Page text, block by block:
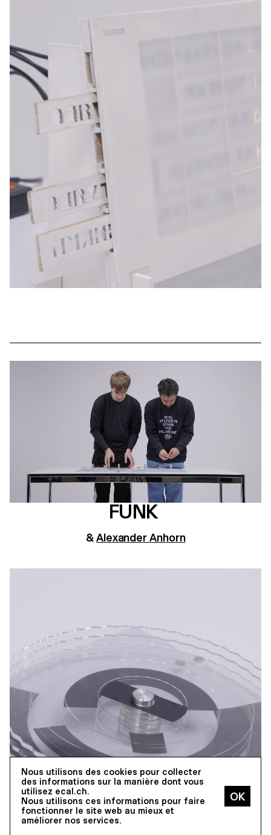
FUNK
&Alexander Anhorn
Nous utilisons des cookies pour collecter
des informations sur la manière dont vous
utilisez ecal.ch.
Nous utilisons ces informations pour faire
fonctionner le site web au mieux et
améliorer nos services.